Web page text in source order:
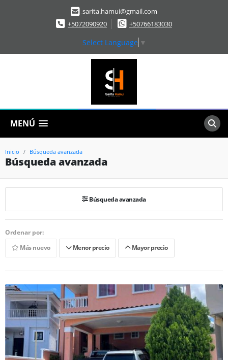
sarita.hamui@gmail.com
+5072090920
+50766183030
Select Language ▼
MENÚ
Inicio Búsqueda avanzada
Búsqueda avanzada
Búsqueda avanzada
Ordenar por:
Más nuevo
Menor precio Mayor precio